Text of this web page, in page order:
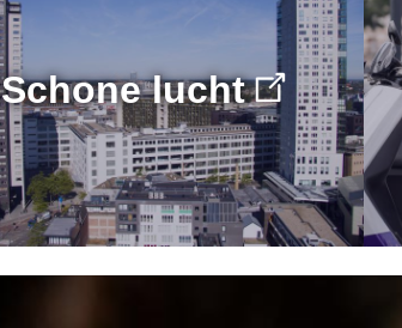
Schone lucht